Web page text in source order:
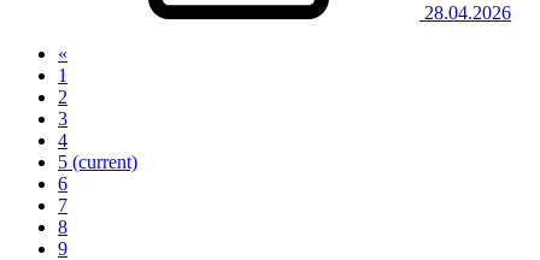
28.04.2026
«
1
2
3
4
5 (current)
6
7
8
9